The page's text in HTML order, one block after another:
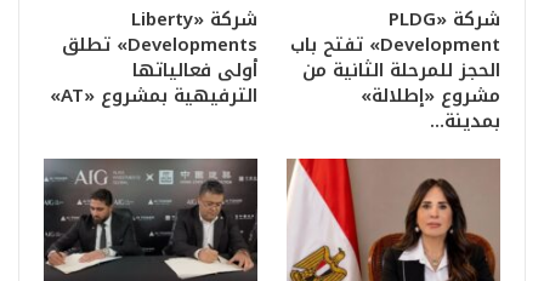
شركة «PLDG
Development» تفتح باب
الحجز للمرحلة الثانية من
مشروع «إطلالة»
بمدينة…
شركة «Liberty
Developments» تطلق
أولى فعالياتها
الترفيهية بمشروع «AT»